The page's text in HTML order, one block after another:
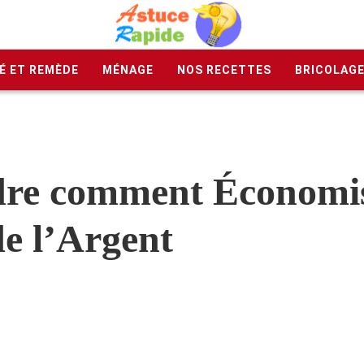
ET REMÈDE MÉNAGE NOS RECETTES BRICOLAGE
comment
l’Argent